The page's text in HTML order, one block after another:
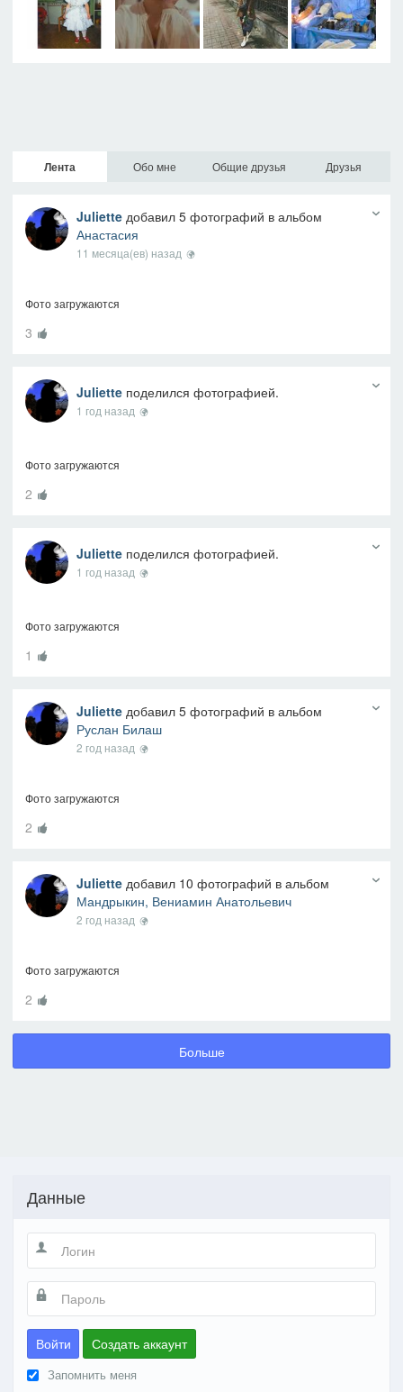
Лента Обо мне Общие друзья Друзья
Juliette добавил 5 фотографий в альбом
Анастасия
11 месяца(ев) назад
Фото загружаются
3
Juliette поделился фотографией.
1 год назад
Фото загружаются
2
Juliette поделился фотографией.
1 год назад
Фото загружаются
1
Juliette добавил 5 фотографий в альбом
Руслан Билаш
2 год назад
Фото загружаются
2
Juliette добавил 10 фотографий в альбом
Мандрыкин, Вениамин Анатольевич
2 год назад
Фото загружаются
2
Больше
Данные
Войти Создать аккаунт
Запомнить меня